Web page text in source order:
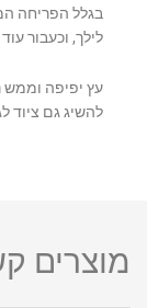
בגלל הפריחה
לילך, וכעבור
עץ יפיפה וממש
להשיג גם ציוד
מוצרים